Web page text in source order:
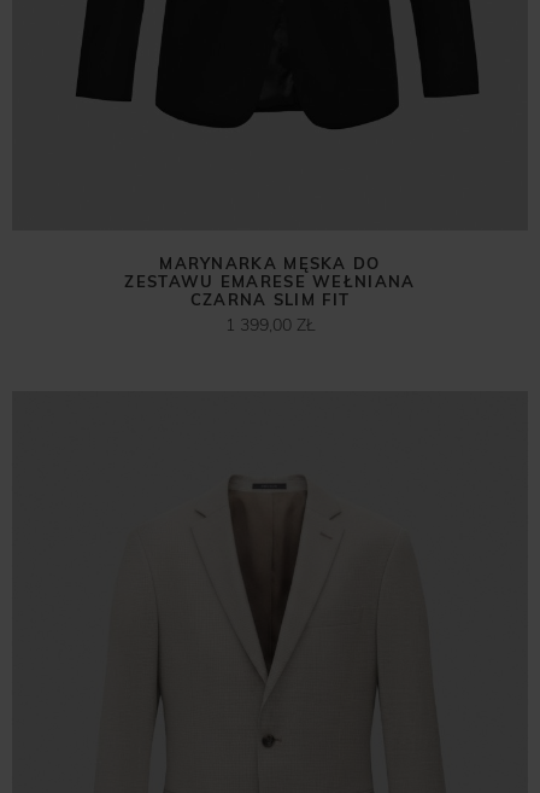
MARYNARKA MĘSKA DO
ZESTAWU EMARESE WEŁNIANA
CZARNA SLIM FIT
1 399,00 ZŁ